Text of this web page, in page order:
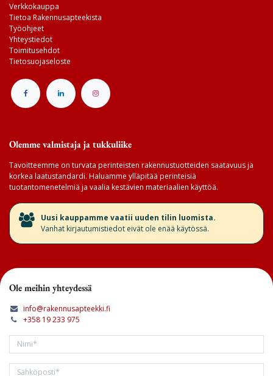
Verkkokauppa
Tietoa Rakennusapteekista
Työohjeet
Yhteystiedot
Toimitusehdot
Tietosuojaseloste
Olemme valmistaja ja tukkuliike
Tavoitteemme on turvata perinteisten rakennustuotteiden saatavuus ja
korkea laatustandardi. Haluamme ylläpitää perinteisiä
tuotantomenetelmiä ja vaalia kestävien materiaalien käyttöä.
​Uusi kauppamme vaatii uuden tilin luomista.
Vanhat kirjautumistiedot eivät ole enää käytössä.
Ole meihin yhteydessä
info@rakennusapteekki.fi
+358 19 233 975